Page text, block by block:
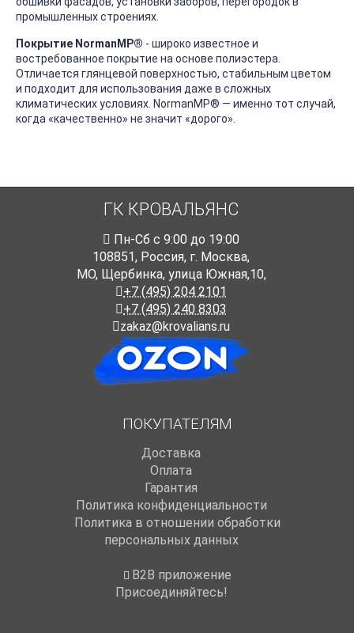
промышленных строениях.
Покрытие NormanMP® - широко известное и
востребованное покрытие на основе полиэстера.
Отличается глянцевой поверхностью, стабильным цветом
и подходит для использования даже в сложных
климатических условиях. NormanMP® — именно тот случай,
когда «качественно» не значит «дорого».
ГК КРОВАЛЬЯНС
Пн-Cб с 9:00 до 19:00
108851, Россия, г. Москва,
МО, Щербинка, улица Южная,10,
+7 (495) 204 2101
+7 (495) 240 8303
zakaz@krovalians.ru
ПОКУПАТЕЛЯМ
Доставка
Оплата
Гарантия
Политика конфиденциальности
Политика в отношении обработки
персональных данных
B2B приложение
Присоединяйтесь!